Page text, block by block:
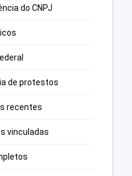
do CNPJ
de protestos
recentes
vinculadas